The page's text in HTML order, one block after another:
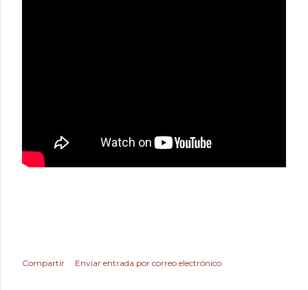
Compartir Enviar entrada por correo electrónico